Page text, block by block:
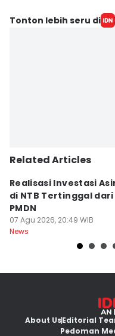
Editor
Tonton lebih seru di
Related Articles
Realisasi Investasi
di NTB Tertinggal dari
PMDN
07 Agu 2026, 20:49 WIB
News
About UsEditorial
Pedoman